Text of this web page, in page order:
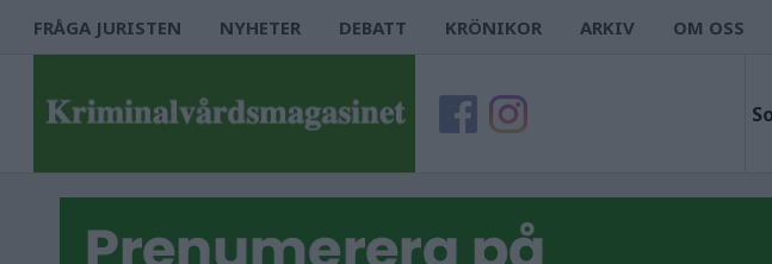
FRÅGA JURISTEN NYHETER DEBATT KRÖNIKOR ARKIV OM OSS